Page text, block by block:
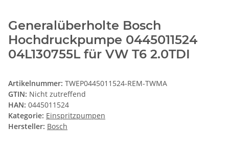
Generalüberholte Bosch
Hochdruckpumpe 0445011524
04L130755L für VW T6 2.0TDI
Artikelnummer: TWEP0445011524-REM-TWMA
GTIN: Nicht zutreffend
HAN: 0445011524
Kategorie: Einspritzpumpen
Hersteller: Bosch